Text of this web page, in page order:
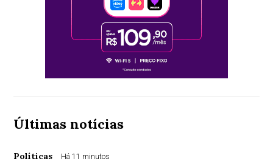
Últimas notícias
Políticas Há 11 minutos